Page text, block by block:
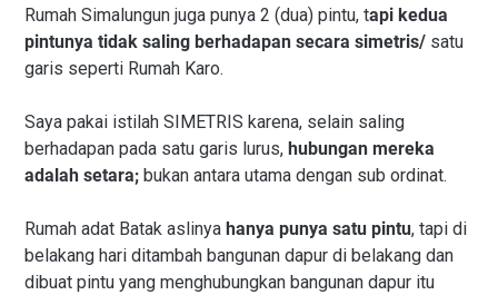
Rumah Simalungun juga punya 2 (dua) pintu, tapi kedua
pintunya tidak saling berhadapan secara simetris/ satu
garis seperti Rumah Karo.
Saya pakai istilah SIMETRIS karena, selain saling
berhadapan pada satu garis lurus, hubungan mereka
adalah setara; bukan antara utama dengan sub ordinat.
Rumah adat Batak aslinya hanya punya satu pintu, tapi di
belakang hari ditambah bangunan dapur di belakang dan
dibuat pintu yang menghubungkan bangunan dapur itu